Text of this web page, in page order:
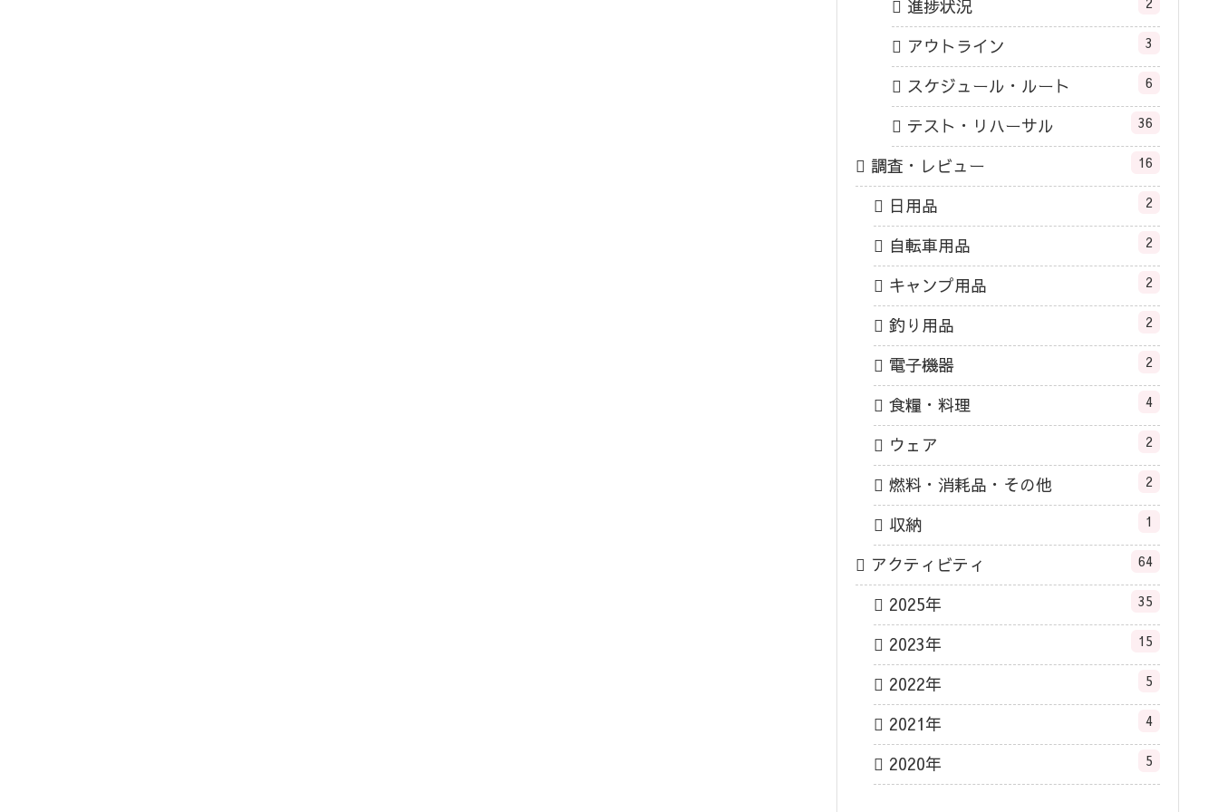
進捗状況
アウトライン 3
スケジュール・ルート 6
テスト・リハーサル 36
調査・レビュー 16
日用品 2
自転車用品 2
キャンプ用品 2
釣り用品 2
電子機器 2
食糧・料理 4
ウェア 2
燃料・消耗品・その他 2
収納 1
アクティビティ 64
2025年 35
2023年 15
2022年 5
2021年 4
2020年 5